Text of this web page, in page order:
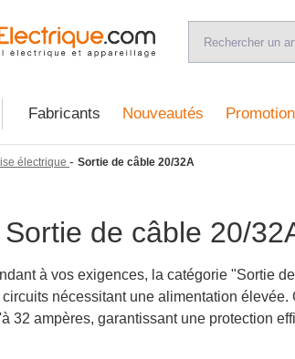
Fabricants Nouveautés
électrique - Sortie de câble 20/32A
Sortie de câble 20/
à vos exigences, la catégorie "Sortie
nécessitant une alimentation
32 ampères, garantissant une protection